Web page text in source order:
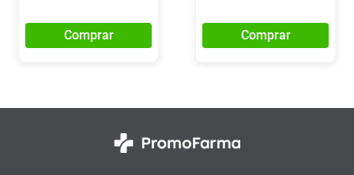
Comprar Comprar